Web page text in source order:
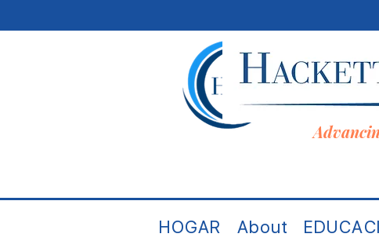
HOGAR About